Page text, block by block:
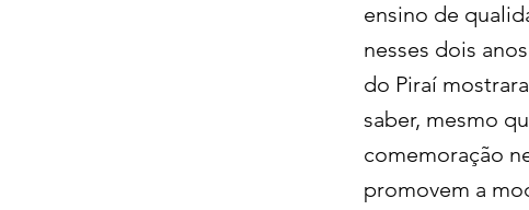
ensino de
nesses dois
do Piraí
saber, mesmo
comemoração
promovem a